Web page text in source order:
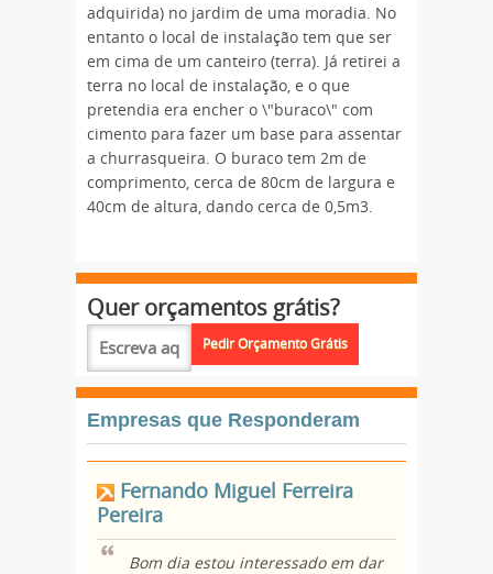
adquirida) no jardim de uma moradia. No
entanto o local de instalação tem que ser
em cima de um canteiro (terra). Já retirei a
terra no local de instalação, e o que
pretendia era encher o \"buraco\" com
cimento para fazer um base para assentar
a churrasqueira. O buraco tem 2m de
comprimento, cerca de 80cm de largura e
40cm de altura, dando cerca de 0,5m3.
Quer orçamentos grátis?
Empresas que Responderam
Fernando Miguel Ferreira
Pereira
Bom dia estou interessado em dar